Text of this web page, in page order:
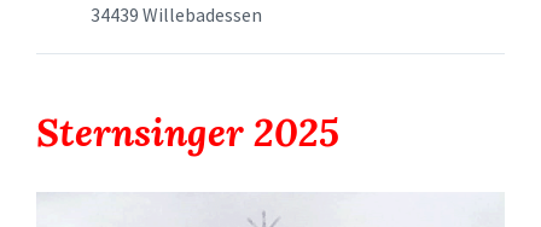
34439 Willebadessen
Sternsinger 2025